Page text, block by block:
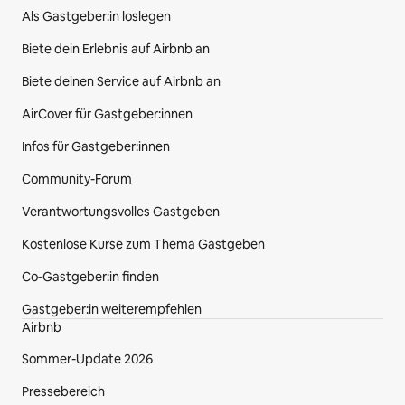
Als Gastgeber:in loslegen
Biete dein Erlebnis auf Airbnb an
Biete deinen Service auf Airbnb an
AirCover für Gastgeber:innen
Infos für Gastgeber:innen
Community-Forum
Verantwortungsvolles Gastgeben
Kostenlose Kurse zum Thema Gastgeben
Co‑Gastgeber:in finden
Gastgeber:in weiterempfehlen
Airbnb
Sommer-Update 2026
Pressebereich